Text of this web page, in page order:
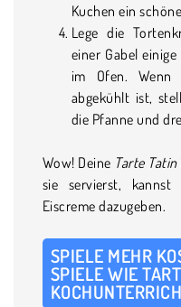
Kuchen ein
Lege die
einer Gabel
im Ofen.
abgekühlt ist,
die Pfanne und
Wow! Deine Tarte Tatin
sie servierst, kannst
Eiscreme dazugeben.
SPIELE MEHR
SPIELE WIE